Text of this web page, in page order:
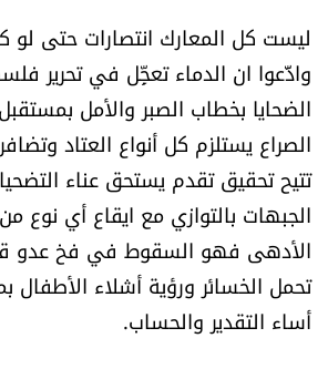
كاميرا
سجالات
صحّة وصحن
الرياضة
منوّعات
حظّك اليوم
ليست كل المعارك انتصارات حتى لو
وادَّعوا ان الدماء تعجِّل في تحرير
الضحايا بخطاب الصبر والأمل
الصراع يستلزم كل أنواع العتاد
تتيح تحقيق تقدم يستحق عناء
الجبهات بالتوازي مع ايقاع أي نوع
الأدهى فهو السقوط في فخ عدو
تحمل الخسائر ورؤية أشلاء الأطفال
أساء التقدير والحساب.